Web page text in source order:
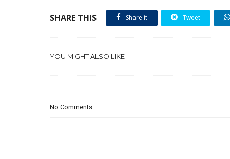
SHARE THIS Share it Tweet
YOU MIGHT ALSO LIKE
No Comments: